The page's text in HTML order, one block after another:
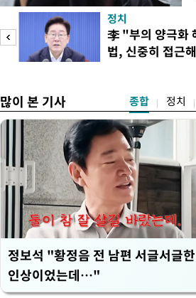
정치
李 "부의 양극화
법, 신중히 접근해
많이 본 기사 종합 정치
정보석 "황정음 전 남편 서글서글한
인상이었는데…"